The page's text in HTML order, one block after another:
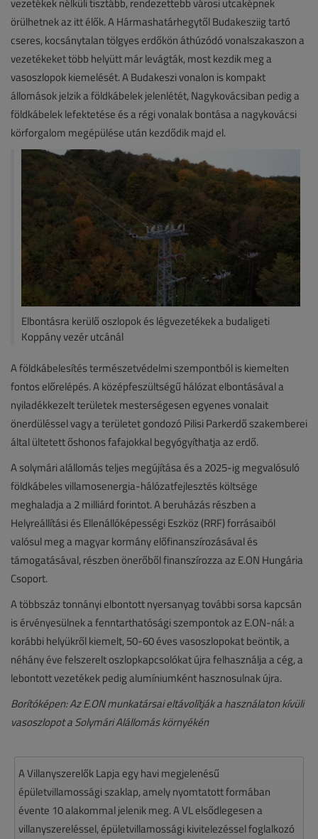
vezetékek nélküli tisztább, rendezettebb városi utcaképnek
örülhetnek az itt élők. A Hármashatárhegytől Budakesziig tartó
cseres, kocsánytalan tölgyes erdőkön áthúzódó vonalszakaszon a
vezetékeket több helyütt már levágták, most kezdik meg a
vasoszlopok kiemelését. A Budakeszi vonalon is kompakt
állomások jelzik a földkábelek jelenlétét, Nagykovácsiban pedig a
földkábelek lefektetése és a régi vonalak bontása a nagykovácsi
körforgalom megépülése után kezdődik majd el.
Elbontásra kerülő oszlopok és légvezetékek a budaligeti
Koppány vezér utcánál
A földkábelesítés természetvédelmi szempontból is kiemelten
fontos előrelépés. A középfeszültségű hálózat elbontásával a
nyiladékkezelt területek mesterségesen egyenes vonalait
önerdüléssel vagy a területet gondozó Pilisi Parkerdő szakemberei
által ültetett őshonos fafajokkal begyógyíthatja az erdő.
A solymári alállomás teljes megújítása és a 2025-ig megvalósuló
földkábeles villamosenergia-hálózatfejlesztés költsége
meghaladja a 2 milliárd forintot. A beruházás részben a
Helyreállítási és Ellenállóképességi Eszköz (RRF) forrásaiból
valósul meg a magyar kormány előfinanszírozásával és
támogatásával, részben önerőből finanszírozza az E.ON Hungária
Csoport.
A többszáz tonnányi elbontott nyersanyag további sorsa kapcsán
is érvényesülnek a fenntarthatósági szempontok az E.ON-nál: a
korábbi helyükről kiemelt, 50-60 éves vasoszlopokat beöntik, a
néhány éve felszerelt oszlopkapcsolókat újra felhasználja a cég, a
lebontott vezetékek pedig alumíniumként hasznosulnak újra.
Borítóképen: Az E.ON munkatársai eltávolítják a használaton kívüli
vasoszlopot a Solymári Alállomás környékén
A Villanyszerelők Lapja egy havi megjelenésű
épületvillamossági szaklap, amely nyomtatott formában
évente 10 alakommal jelenik meg. A VL elsődlegesen a
villanyszereléssel, épületvillamossági kivitelezéssel foglalkozó